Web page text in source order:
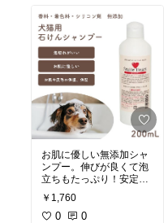
お肌に優しい無添加シャ
ンプー。伸びが良くて泡
立ちもたっぷり！安定感
がお気に入り。自宅でシ
ャンプーするならコレは
おススメ。
￥1,760
0 0